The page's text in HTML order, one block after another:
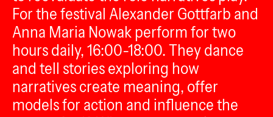
For the festival Alexander Gottfarb and
Anna Maria Nowak perform for two
hours daily, 16:00-18:00. They dance
and tell stories exploring how
narratives create meaning, offer
models for action and influence the